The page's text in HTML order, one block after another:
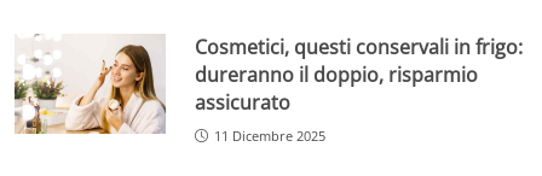
Cosmetici, questi conservali in frigo:
dureranno il doppio, risparmio
assicurato
11 Dicembre 2025